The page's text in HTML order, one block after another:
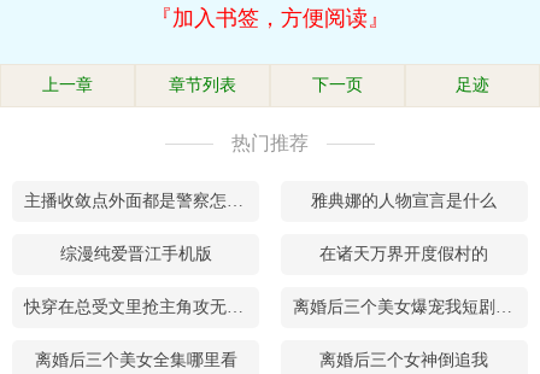
『加入书签，方便阅读』
上一章 章节列表 下一页 足迹
热门推荐
主播收敛点外面都是警察怎么办 雅典娜的人物宣言是什么
综漫纯爱晋江手机版 在诸天万界开度假村的
快穿在总受文里抢主角攻无弹窗笔趣阁 离婚后三个美女爆宠我短剧智能
离婚后三个美女全集哪里看 离婚后三个女神倒追我